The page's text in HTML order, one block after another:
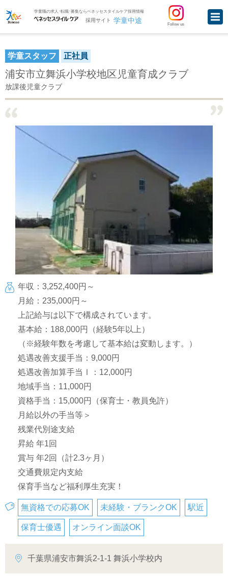
学童職の求人･転職･募集ならベネッセスタイルケア採用情報
採用サイト 学童中途 Follow us
学童スタッフ 正社員
浦安市立舞浜小学校地区児童育成クラブ
放課後児童クラブ
年収：3,252,400円～
月給：235,000円～
上記給与は以下で構成されています。
基本給：188,000円（経験5年以上）
（※経験年数を考慮して基本給は変動します。）
処遇改善支援手当：9,000円
処遇改善加算手当Ⅰ：12,000円
地域手当：11,000円
資格手当：15,000円（保育士・教員免許）
月給以外の手当等＞
残業代別途支給
昇給 年1回
賞与 年2回（計2.3ヶ月）
交通費規定内支給
保育手当など福利厚生充実！
無資格での応募OK 未経験・ブランクOK 駅近
保育士優遇 オンライン面談OK
千葉県浦安市舞浜2-1-1 舞浜小学校内